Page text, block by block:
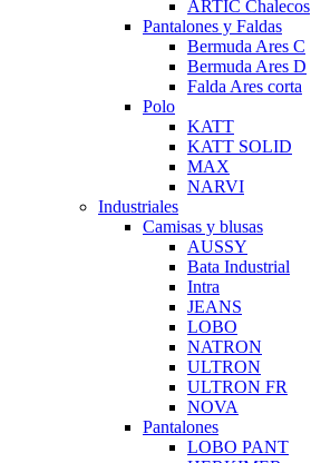
ARTIC Chalecos
Pantalones y Faldas
Bermuda Ares C
Bermuda Ares D
Falda Ares corta
Polo
KATT
KATT SOLID
MAX
NARVI
Industriales
Camisas y blusas
AUSSY
Bata Industrial
Intra
JEANS
LOBO
NATRON
ULTRON
ULTRON FR
NOVA
Pantalones
LOBO PANT